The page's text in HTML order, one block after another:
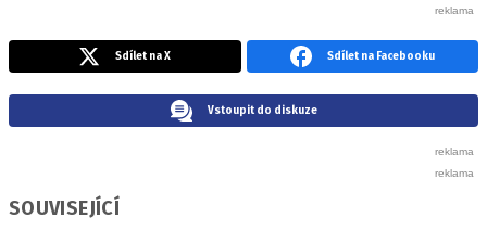
Sdílet na X Sdílet na Facebooku
Vstoupit do diskuze
SOUVISEJÍCÍ